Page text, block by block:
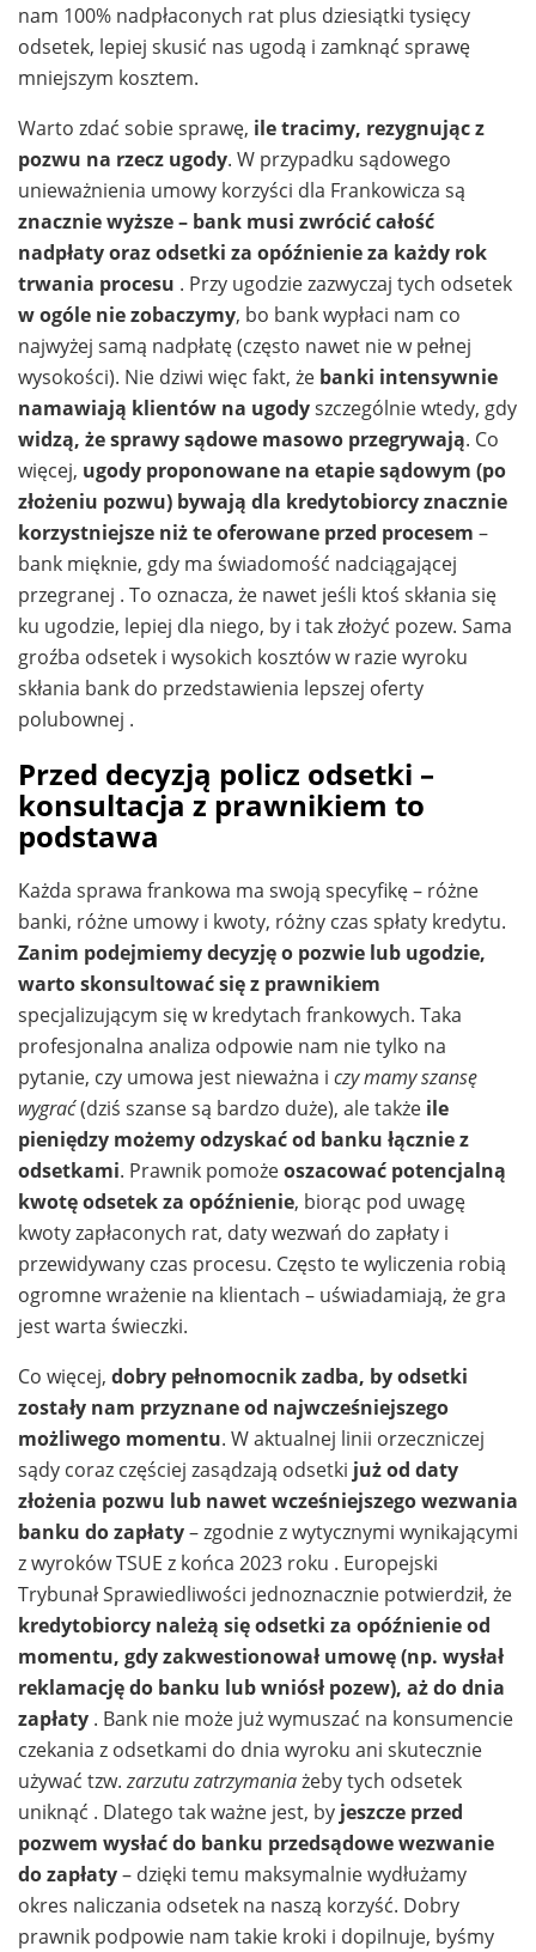
nam 100% nadpłaconych rat plus dziesiątki tysięcy
odsetek, lepiej skusić nas ugodą i zamknąć sprawę
mniejszym kosztem.
Warto zdać sobie sprawę, ile tracimy, rezygnując z
pozwu na rzecz ugody. W przypadku sądowego
unieważnienia umowy korzyści dla Frankowicza są
znacznie wyższe – bank musi zwrócić całość
nadpłaty oraz odsetki za opóźnienie za każdy rok
trwania procesu . Przy ugodzie zazwyczaj tych odsetek
w ogóle nie zobaczymy, bo bank wypłaci nam co
najwyżej samą nadpłatę (często nawet nie w pełnej
wysokości). Nie dziwi więc fakt, że banki intensywnie
namawiają klientów na ugodyszczególnie wtedy, gdy
widzą, że sprawy sądowe masowo przegrywają. Co
więcej, ugody proponowane na etapie sądowym (po
złożeniu pozwu) bywają dla kredytobiorcy znacznie
korzystniejsze niż te oferowane przed procesem –
bank mięknie, gdy ma świadomość nadciągającej
przegranej . To oznacza, że nawet jeśli ktoś skłania się
ku ugodzie, lepiej dla niego, by i tak złożyć pozew. Sama
groźba odsetek i wysokich kosztów w razie wyroku
skłania bank do przedstawienia lepszej oferty
polubownej .
Przed decyzją policz odsetki –
konsultacja z prawnikiem to
podstawa
Każda sprawa frankowa ma swoją specyfikę – różne
banki, różne umowy i kwoty, różny czas spłaty kredytu.
Zanim podejmiemy decyzję o pozwie lub ugodzie,
warto skonsultować się z prawnikiem
specjalizującym się w kredytach frankowych. Taka
profesjonalna analiza odpowie nam nie tylko na
pytanie, czy umowa jest nieważna i czy mamy szansę
wygrać(dziś szanse są bardzo duże), ale także ile
pieniędzy możemy odzyskać od banku łącznie z
odsetkami. Prawnik pomożeoszacować potencjalną
kwotę odsetek za opóźnienie, biorąc pod uwagę
kwoty zapłaconych rat, daty wezwań do zapłaty i
przewidywany czas procesu. Często te wyliczenia robią
ogromne wrażenie na klientach – uświadamiają, że gra
jest warta świeczki.
Co więcej, dobry pełnomocnik zadba, by odsetki
zostały nam przyznane od najwcześniejszego
możliwego momentu. W aktualnej linii orzeczniczej
sądy coraz częściej zasądzają odsetki już od daty
złożenia pozwu lub nawet wcześniejszego wezwania
banku do zapłaty– zgodnie z wytycznymi wynikającymi
z wyroków TSUE z końca 2023 roku . Europejski
Trybunał Sprawiedliwości jednoznacznie potwierdził, że
kredytobiorcy należą się odsetki za opóźnienie od
momentu, gdy zakwestionował umowę (np. wysłał
reklamację do banku lub wniósł pozew), aż do dnia
zapłaty . Bank nie może już wymuszać na konsumencie
czekania z odsetkami do dnia wyroku ani skutecznie
używać tzw.zarzutu zatrzymaniażeby tych odsetek
uniknąć . Dlatego tak ważne jest, by jeszcze przed
pozwem wysłać do banku przedsądowe wezwanie
do zapłaty– dzięki temu maksymalnie wydłużamy
okres naliczania odsetek na naszą korzyść. Dobry
prawnik podpowie nam takie kroki i dopilnuje, byśmy